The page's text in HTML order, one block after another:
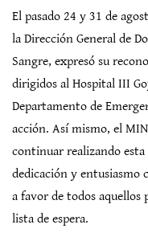
El pasado 24 y 31 de
la Dirección General de
Sangre, expresó su
dirigidos al Hospital III
Departamento de
acción. Así mismo, el
continuar realizando
dedicación y entusiasmo
a favor de todos aquellos
lista de espera.